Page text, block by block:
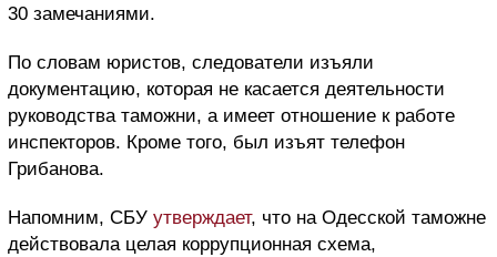
30 замечаниями.
По словам юристов, следователи изъяли
документацию, которая не касается деятельности
руководства таможни, а имеет отношение к работе
инспекторов. Кроме того, был изъят телефон
Грибанова.
Напомним, СБУ утверждает, что на Одесской таможне
действовала целая коррупционная схема,